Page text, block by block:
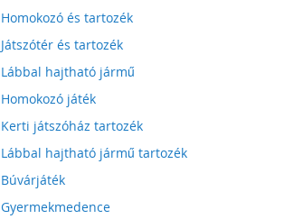
Homokozó és tartozék
Játszótér és tartozék
Lábbal hajtható jármű
Homokozó játék
Kerti játszóház tartozék
Lábbal hajtható jármű tartozék
Búvárjáték
Gyermekmedence